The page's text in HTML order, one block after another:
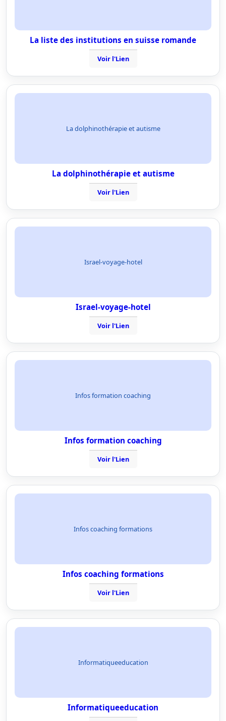
La liste des institutions en suisse romande
Voir l'Lien
La dolphinothérapie et autisme
La dolphinothérapie et autisme
Voir l'Lien
Israel-voyage-hotel
Israel-voyage-hotel
Voir l'Lien
Infos formation coaching
Infos formation coaching
Voir l'Lien
Infos coaching formations
Infos coaching formations
Voir l'Lien
Informatiqueeducation
Informatiqueeducation